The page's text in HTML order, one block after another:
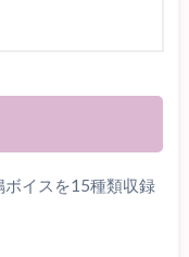
イスを15種類収録